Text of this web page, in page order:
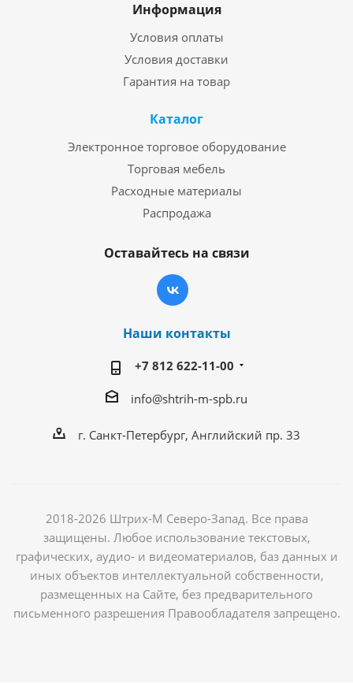
Информация
Условия оплаты
Условия доставки
Гарантия на товар
Каталог
Электронное торговое оборудование
Торговая мебель
Расходные материалы
Распродажа
Оставайтесь на связи
Наши контакты
+7 812 622-11-00
info@shtrih-m-spb.ru
г. Санкт-Петербург, Английский пр. 33
2018-2026 Штрих-М Северо-Запад. Все права
защищены. Любое использование текстовых,
графических, аудио- и видеоматериалов, баз данных и
иных объектов интеллектуальной собственности,
размещенных на Сайте, без предварительного
письменного разрешения Правообладателя запрещено.